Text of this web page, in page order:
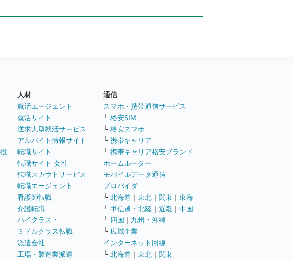
人材
就活エージェント
就活サイト
逆求人型就活サービス
アルバイト情報サイト
転職サイト
転職サイト 女性
転職スカウトサービス
転職エージェント
看護師転職
介護転職
ハイクラス・
ミドルクラス転職
派遣会社
工場・製造業派遣
通信
スマホ・携帯通信サービス
└ 格安SIM
└ 格安スマホ
└ 携帯キャリア
└ 携帯キャリア格安ブランド
ホームルーター
モバイルデータ通信
プロバイダ
└ 北海道 ｜ 東北 ｜ 関東 ｜ 東海
└ 甲信越・北陸 ｜ 近畿 ｜ 中国
└ 四国 ｜ 九州・沖縄
└ 広域企業
インターネット回線
└ 北海道 ｜ 東北 ｜ 関東